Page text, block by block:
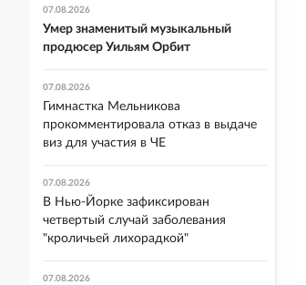
07.08.2026
Умер знаменитый музыкальный
продюсер Уильям Орбит
07.08.2026
Гимнастка Мельникова
прокомментировала отказ в выдаче
виз для участия в ЧЕ
07.08.2026
В Нью-Йорке зафиксирован
четвертый случай заболевания
"кроличьей лихорадкой"
07.08.2026